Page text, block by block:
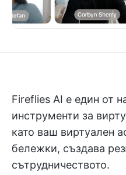
Fireflies AI е един от
инструменти за
като ваш виртуален
бележки, създава
сътрудничеството.